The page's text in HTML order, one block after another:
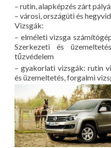
– rutin, alapképzés zárt
– városi, országúti és
Vizsgák:
– elméleti vizsga
Szerkezeti és
tűzvédelem
– gyakorlati vizsgák: rutin
és üzemeltetés, forgalmi